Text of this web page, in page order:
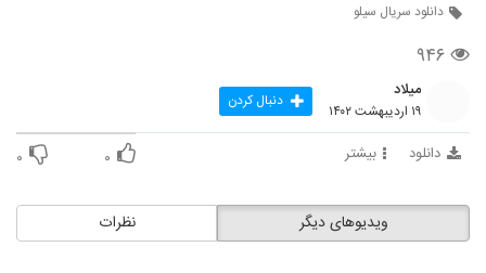
دانلود سریال سیلو
۹۴۶
میلاد
۱۹ اردیبهشت ۱۴۰۲ دنبال کردن
دانلود بیشتر ۰ ۰
نظرات ویدیوهای دیگر